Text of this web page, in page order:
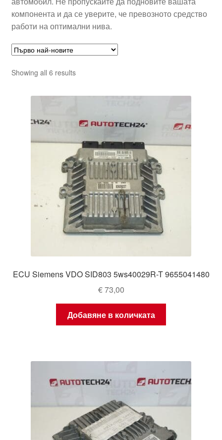
компонента и да се уверите, че превозното средство
работи на оптимални нива.
Showing all 6 resultsSorted
latest
ECU Siemens VDO SID803 5ws40029R-T 9655041480
€73,00
Добавяне в количката